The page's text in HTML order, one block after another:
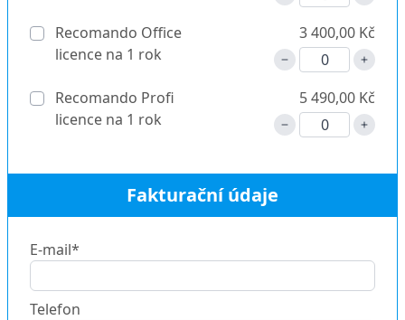
Recomando Office
licence na 1 rok
3 400,00 Kč
Recomando Profi
licence na 1 rok
5 490,00 Kč
Fakturační údaje
E-mail*
Telefon